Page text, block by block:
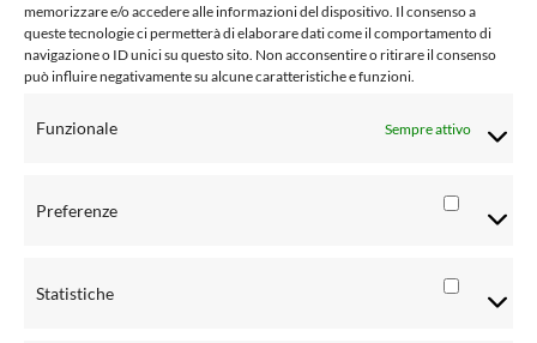
memorizzare e/o accedere alle informazioni del dispositivo. Il consenso a
queste tecnologie ci permetterà di elaborare dati come il comportamento di
navigazione o ID unici su questo sito. Non acconsentire o ritirare il consenso
può influire negativamente su alcune caratteristiche e funzioni.
Funzionale Sempre attivo
Preferenze
Statistiche
Cookie Policy (UE)
Social Media Policy
Condizioni di vendita al pubblico
Informativa Privacy clienti
Informativa Privacy rivenditori